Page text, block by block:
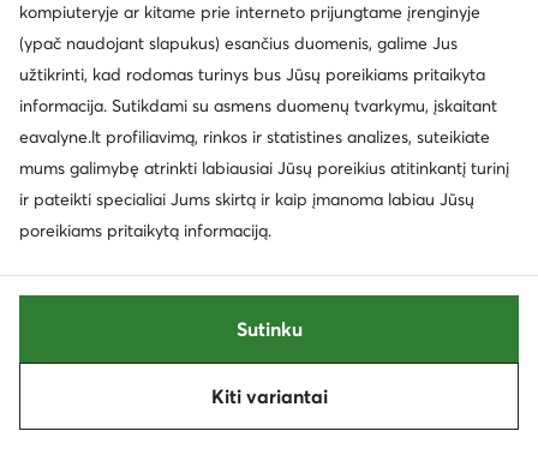
Mustang
Mažiausia kaina
kompiuteryje ar kitame prie interneto prijungtame įrenginyje
(ypač naudojant slapukus) esančius duomenis, galime Jus
užtikrinti, kad rodomas turinys bus Jūsų poreikiams pritaikyta
informacija. Sutikdami su asmens duomenų tvarkymu, įskaitant
eavalyne.lt profiliavimą, rinkos ir statistines analizes, suteikiate
mums galimybę atrinkti labiausiai Jūsų poreikius atitinkantį turinį
ir pateikti specialiai Jums skirtą ir kaip įmanoma labiau Jūsų
poreikiams pritaikytą informaciją.
Kiti variantai
Sutinku